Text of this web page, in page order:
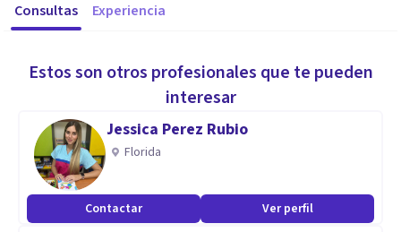
Consultas Experiencia
Estos son otros profesionales que te pueden
interesar
Jessica Perez Rubio
Florida
Contactar Ver perfil